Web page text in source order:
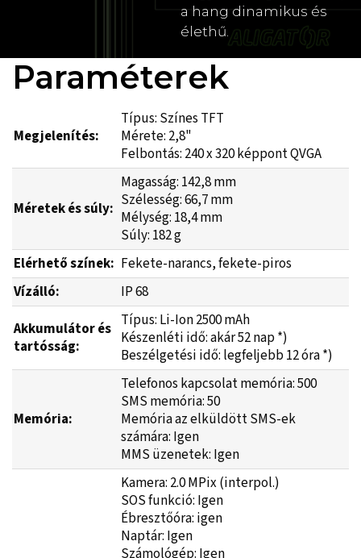
a hang dinamikus és
élethű.
Paraméterek
Megjelenítés:
Típus: Színes TFT
Mérete: 2,8"
Felbontás: 240 x 320 képpont QVGA
Méretek és súly:
Magasság: 142,8 mm
Szélesség: 66,7 mm
Mélység: 18,4 mm
Súly: 182 g
Elérhető színek: Fekete-narancs, fekete-piros
Vízálló:
IP 68
Akkumulátor és
tartósság:
Típus: Li-Ion 2500 mAh
Készenléti idő: akár 52 nap *)
Beszélgetési idő: legfeljebb 12 óra *)
Memória:
Telefonos kapcsolat memória: 500
SMS memória: 50
Memória az elküldött SMS-ek
számára: Igen
MMS üzenetek: Igen
Kamera: 2.0 MPix (interpol.)
SOS funkció: Igen
Ébresztőóra: igen
Naptár: Igen
Számológép: Igen